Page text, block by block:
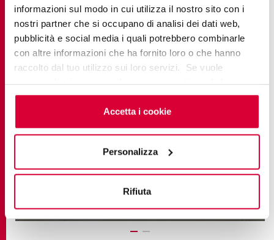
informazioni sul modo in cui utilizza il nostro sito con i
nostri partner che si occupano di analisi dei dati web,
pubblicità e social media i quali potrebbero combinarle
con altre informazioni che ha fornito loro o che hanno
raccolto dal tuo utilizzo sui loro servizi. Se vuole
cookieclicchi qui. Il consenso può essere espresso
cliccando sul tasto “Accetta i cookie”. Se non vuole i
cookie di profilazione può negare il consenso sul tasto
Accetta i cookie
Personalizza
Rifiuta
OMNIA
STONE RHAPSODY
УЗНАТЬ БОЛЬШЕ